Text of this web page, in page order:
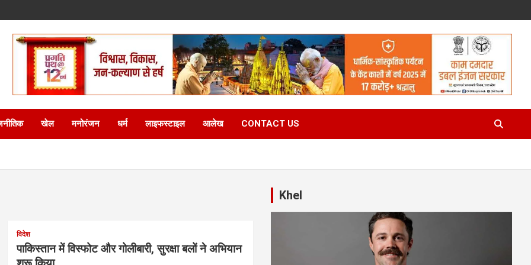
खेल मनोरंजन धर्म लाइफस्टाइल आलेख CONTACT US
विदेश
पाकिस्तान में विस्फोट और गोलीबारी, सुरक्षा बलों ने अभियान
Khel